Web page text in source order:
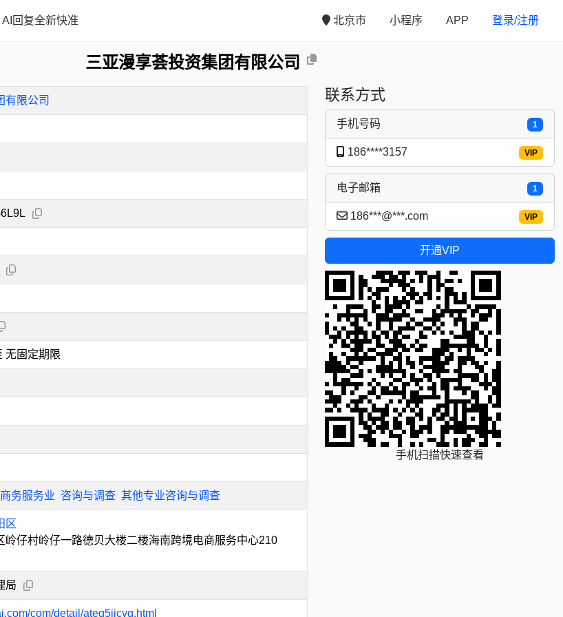
回复全新快准 北京市 小程序 APP 登录/注册
三亚漫享荟投资集团有限公司
有限公司
无固定期限
商务服务业 咨询与调查 其他专业咨询与调查
区
岭仔村岭仔一路德贝大楼二楼海南跨境电商服务中心210
局
com/detail/ateq5jjcvg.html
联系方式
1
手机号码
VIP
186****3157
1
电子邮箱
VIP
186***@***.com
开通VIP
手机扫描快速查看